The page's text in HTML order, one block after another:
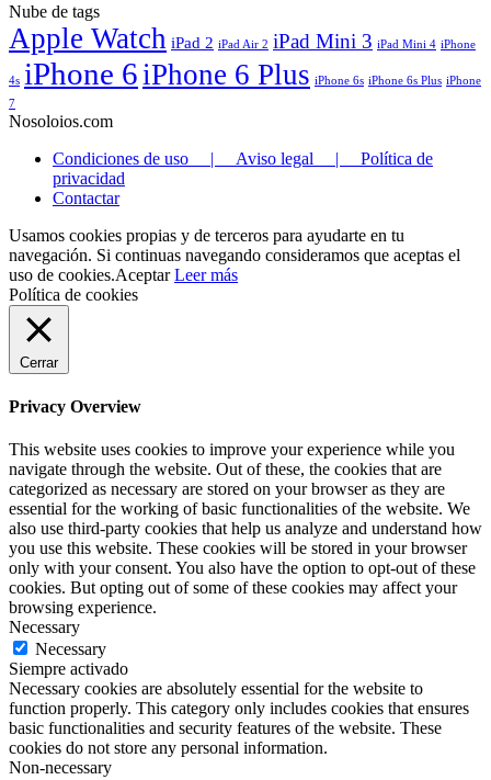
Nube de tags
Apple Watch iPad 2 iPad Air 2 iPad Mini 3 iPad Mini 4 iPhone
4s iPhone 6 iPhone 6 Plus iPhone 6s iPhone 6s Plus iPhone
7
Nosoloios.com
Condiciones de uso | Aviso legal | Política de
privacidad
Contactar
Usamos cookies propias y de terceros para ayudarte en tu
navegación. Si continuas navegando consideramos que aceptas el
uso de cookies.Aceptar Leer más
Política de cookies
Cerrar
Privacy Overview
This website uses cookies to improve your experience while you
navigate through the website. Out of these, the cookies that are
categorized as necessary are stored on your browser as they are
essential for the working of basic functionalities of the website. We
also use third-party cookies that help us analyze and understand how
you use this website. These cookies will be stored in your browser
only with your consent. You also have the option to opt-out of these
cookies. But opting out of some of these cookies may affect your
browsing experience.
Necessary
Necessary
Siempre activado
Necessary cookies are absolutely essential for the website to
function properly. This category only includes cookies that ensures
basic functionalities and security features of the website. These
cookies do not store any personal information.
Non-necessary